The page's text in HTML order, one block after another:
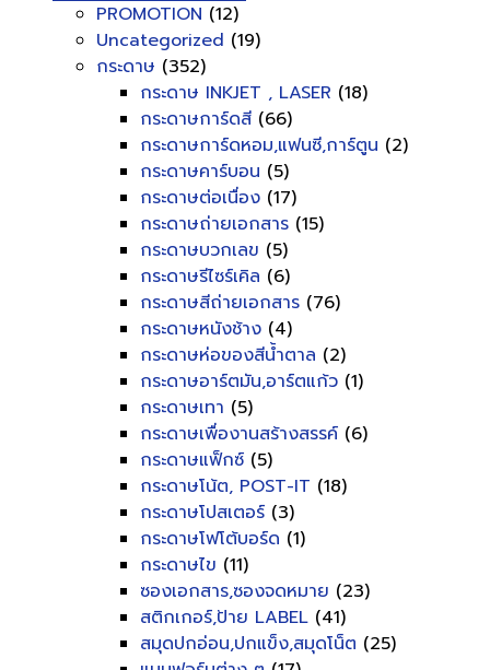
PROMOTION (12)
Uncategorized (19)
กระดาษ (352)
กระดาษ INKJET , LASER (18)
กระดาษการ์ดสี (66)
กระดาษการ์ดหอม,แฟนซี,การ์ตูน (2)
กระดาษคาร์บอน (5)
กระดาษต่อเนื่อง (17)
กระดาษถ่ายเอกสาร (15)
กระดาษบวกเลข (5)
กระดาษรีไซร์เคิล (6)
กระดาษสีถ่ายเอกสาร (76)
กระดาษหนังช้าง (4)
กระดาษห่อของสีน้ำตาล (2)
กระดาษอาร์ตมัน,อาร์ตแก้ว (1)
กระดาษเทา (5)
กระดาษเพื่องานสร้างสรรค์ (6)
กระดาษแฟ็กซ์ (5)
กระดาษโน้ต, POST-IT (18)
กระดาษโปสเตอร์ (3)
กระดาษโฟโต้บอร์ด (1)
กระดาษไข (11)
ซองเอกสาร,ซองจดหมาย (23)
สติกเกอร์,ป้าย LABEL (41)
สมุดปกอ่อน,ปกแข็ง,สมุดโน็ต (25)